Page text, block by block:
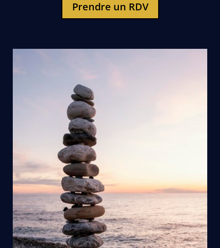
Prendre un RDV